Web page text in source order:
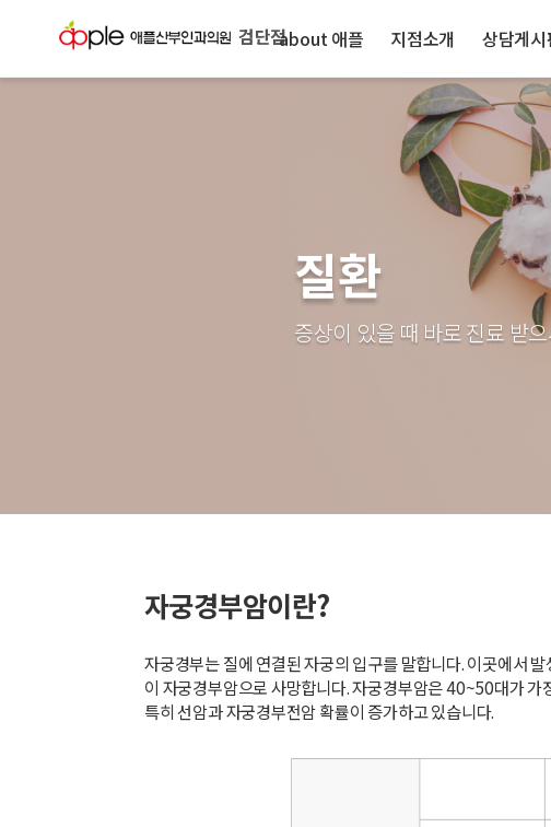
검단점about 애플 지점소개 상담게시
질환
증상이 있을 때 바로 진료 받
자궁경부암이란?
자궁경부는 질에 연결된 자궁의 입구를 말합니다. 이곳에서
이 자궁경부암으로 사망합니다. 자궁경부암은 40~50대가
특히 선암과 자궁경부전암 확률이 증가하고 있습니다.